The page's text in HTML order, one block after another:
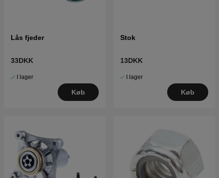
Lås fjeder
33DKK
I lager
Køb
Stok
13DKK
I lager
Køb